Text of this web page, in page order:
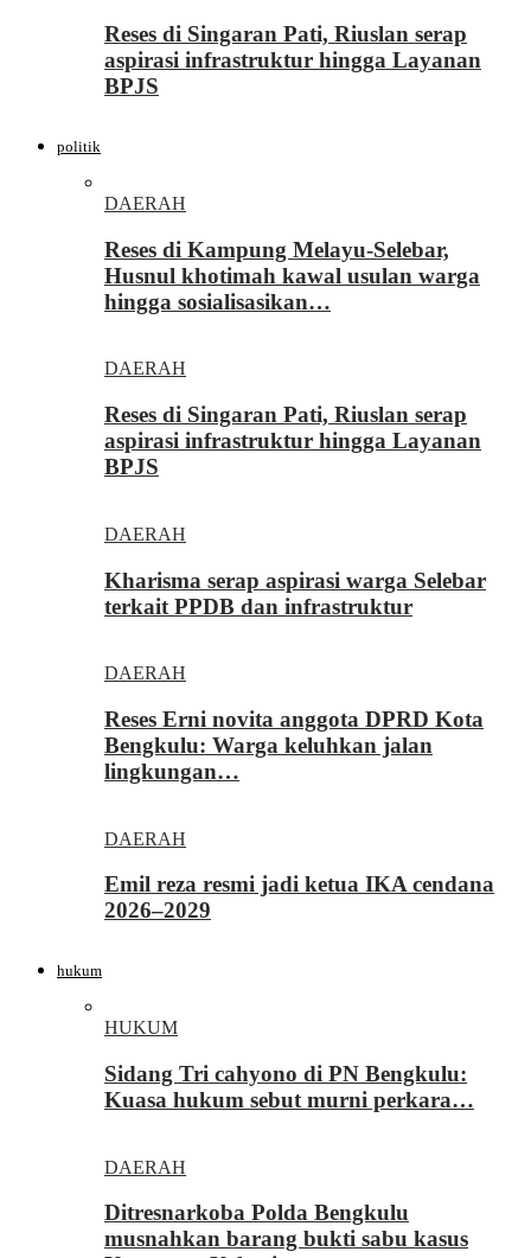
Reses di Singaran Pati, Riuslan serap
aspirasi infrastruktur hingga Layanan
BPJS
politik
DAERAH
Reses di Kampung Melayu-Selebar,
Husnul khotimah kawal usulan warga
hingga sosialisasikan…
DAERAH
Reses di Singaran Pati, Riuslan serap
aspirasi infrastruktur hingga Layanan
BPJS
DAERAH
Kharisma serap aspirasi warga Selebar
terkait PPDB dan infrastruktur
DAERAH
Reses Erni novita anggota DPRD Kota
Bengkulu: Warga keluhkan jalan
lingkungan…
DAERAH
Emil reza resmi jadi ketua IKA cendana
2026–2029
hukum
HUKUM
Sidang Tri cahyono di PN Bengkulu:
Kuasa hukum sebut murni perkara…
DAERAH
Ditresnarkoba Polda Bengkulu
musnahkan barang bukti sabu kasus